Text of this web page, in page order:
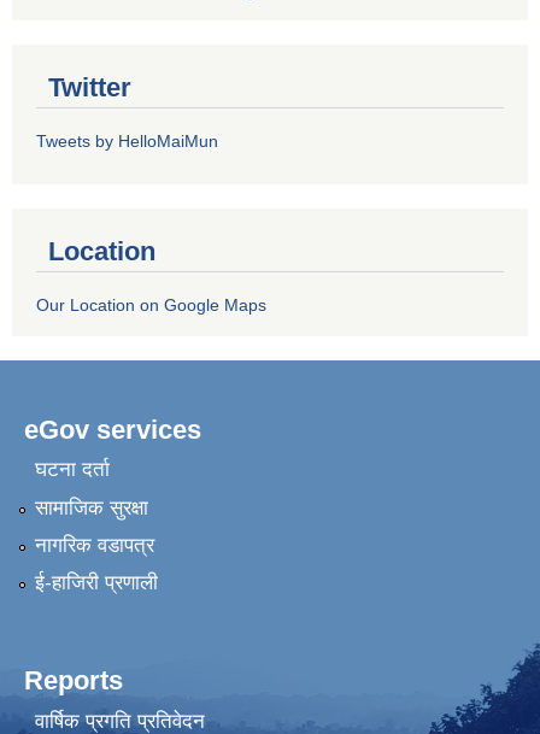
Twitter
Tweets by HelloMaiMun
Location
Our Location on Google Maps
eGov services
घटना दर्ता
सामाजिक सुरक्षा
नागरिक वडापत्र
ई-हाजिरी प्रणाली
Reports
वार्षिक प्रगति प्रतिवेदन